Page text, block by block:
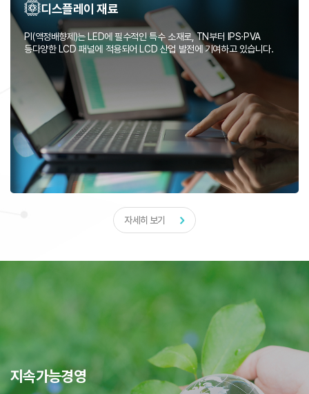
디스플레이 재료
PI(액정배향제)는 LED에 필수적인 특수 소재로, TN부터 IPS·PVA
등다양한 LCD 패널에 적용되어 LCD 산업 발전에 기여하고 있습니다.
자세히 보기
지속가능경영